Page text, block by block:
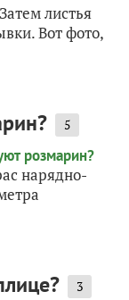
листья
Вот фото,
5
нарядно-
3